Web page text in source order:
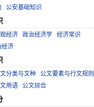
公安基础知识
经济 政治经济学 经济常识
经济
分类与文种 公文要素与行文规则
用语 公文综合